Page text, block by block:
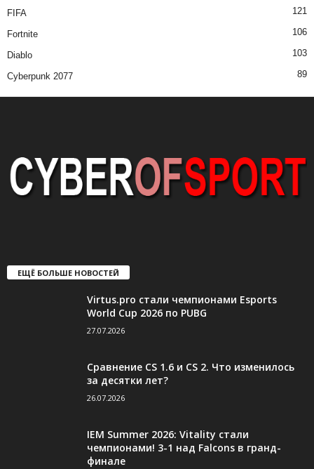
FIFA 121
Fortnite 106
Diablo 103
Cyberpunk 2077 89
ЕЩЁ БОЛЬШЕ НОВОСТЕЙ
Virtus.pro стали чемпионами Esports
World Cup 2026 по PUBG
27.07.2026
Сравнение CS 1.6 и CS 2. Что изменилось
за десятки лет?
26.07.2026
IEM Summer 2026: Vitality стали
чемпионами! 3-1 над Falcons в гранд-
финале